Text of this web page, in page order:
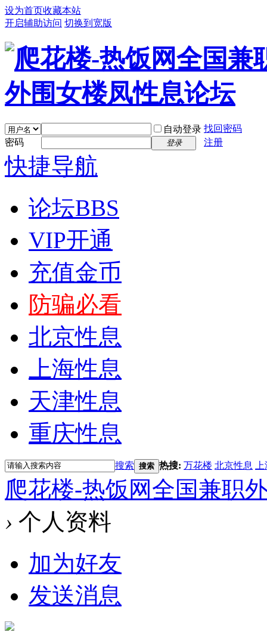
设为首页收藏本站
开启辅助访问 切换到宽版
自动登录 找回密码
密码
登录 注册
快捷导航
论坛BBS
VIP开通
充值金币
防骗必看
北京性息
上海性息
天津性息
重庆性息
搜索 搜索 热搜: 万花楼 北京性息
爬花楼-热饭网全国兼职
› 个人资料
加为好友
发送消息